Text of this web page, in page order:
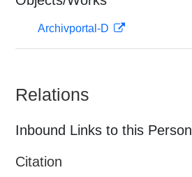
Archivportal-D
Relations
Inbound Links to this Person
Citation